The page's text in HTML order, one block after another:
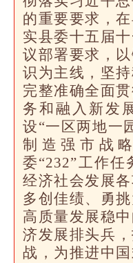
的重要要求，
实县委十五届
议部署要求，
识为主线，坚
完整准确全面
务和融入新发
设“一区两地一
制造强市战
委“232”工作
经济社会发展各
多创佳绩、勇
高质量发展稳
济发展排头兵
战，为推进中